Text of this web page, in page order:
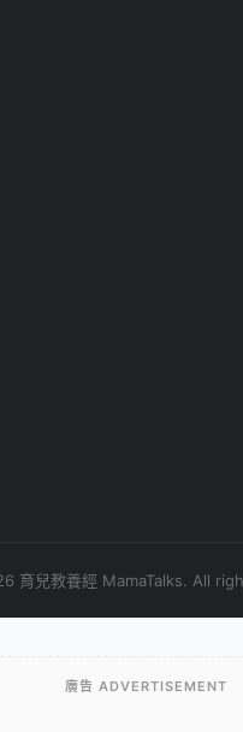
育兒教養經 MamaTalks. All
廣告 ADVERTISEMENT